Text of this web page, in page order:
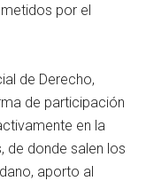
por el
de Derecho,
de participación
en la
de donde salen los
aporto al